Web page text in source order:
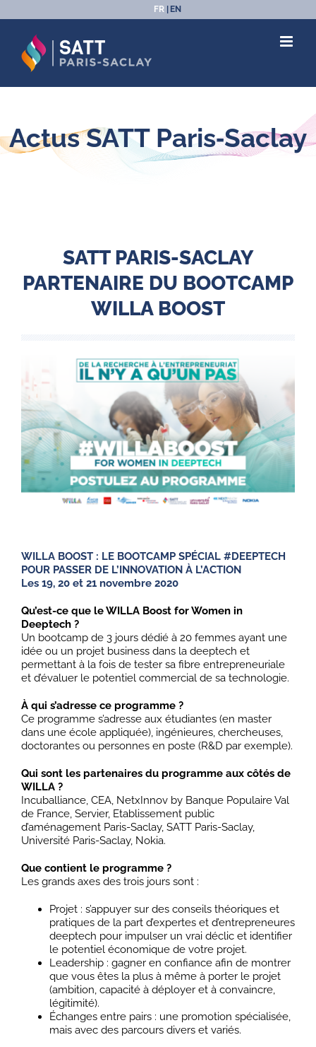
au
contenu
FR EN
Actus SATT Paris‑Saclay
SATT PARIS-SACLAY
PARTENAIRE DU BOOTCAMP
WILLA BOOST
WILLA BOOST : LE BOOTCAMP SPÉCIAL #DEEPTECH
POUR PASSER DE L’INNOVATION À L’ACTION
Les 19, 20 et 21 novembre 2020
Qu’est-ce que le WILLA Boost for Women in
Deeptech ?
Un bootcamp de 3 jours dédié à 20 femmes ayant une
idée ou un projet business dans la deeptech et
permettant à la fois de tester sa fibre entrepreneuriale
et d’évaluer le potentiel commercial de sa technologie.
À qui s’adresse ce programme ?
Ce programme s’adresse aux étudiantes (en master
dans une école appliquée), ingénieures, chercheuses,
doctorantes ou personnes en poste (R&D par exemple).
Qui sont les partenaires du programme aux côtés de
WILLA ?
Incuballiance, CEA, NetxInnov by Banque Populaire Val
de France, Servier, Etablissement public
d’aménagement Paris-Saclay, SATT Paris-Saclay,
Université Paris-Saclay, Nokia.
Que contient le programme ?
Les grands axes des trois jours sont :
Projet : s’appuyer sur des conseils théoriques et
pratiques de la part d’expertes et d’entrepreneures
deeptech pour impulser un vrai déclic et identifier
le potentiel économique de votre projet.
Leadership : gagner en confiance afin de montrer
que vous êtes la plus à même à porter le projet
(ambition, capacité à déployer et à convaincre,
légitimité).
Échanges entre pairs : une promotion spécialisée,
mais avec des parcours divers et variés.